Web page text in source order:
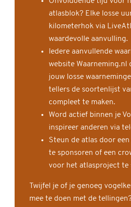
atlasblok? Elke losse
kilometerhok via
waardevolle aanvulling.
Iedere aanvullende
website Waarneming.nl
jouw losse
tellers de soortenlijst
compleet te maken.
Word actief binnen je
inspireer anderen via
Steun de atlas door
te sponsoren of een
voor het atlasproject te
Twijfel je of je genoeg
mee te doen met de